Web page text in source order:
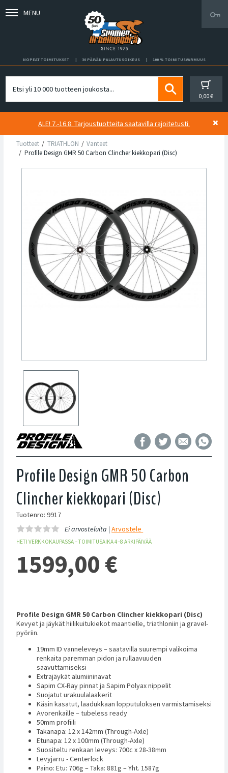
MENU
NOPEAT TOIMITUKSET 30 PÄIVÄN PALAUTUSOIKEUS 100 % TOIMITUSVARMUUS
0,00 €
ALE! 7.-16.8. Tarjoustuotteita saatavilla rajoitetusti.
Tuotteet TRIATHLON
Vanteet
Profile Design GMR 50 Carbon Clincher kiekkopari (Disc)
Profile Design GMR 50 Carbon
Clincher kiekkopari (Disc)
Tuotenro: 9917
Ei arvosteluita |Arvostele
HETI VERKKOKAUPASSA – TOIMITUSAIKA 4–8 ARKIPÄIVÄÄ
1599,00 €
Profile Design GMR 50 Carbon Clincher kiekkopari (Disc)
Kevyet ja jäykät hiilikuitukiekot maantielle, triathloniin ja gravel-
pyöriin.
19mm ID vanneleveys – saatavilla suurempi valikoima
renkaita paremman pidon ja rullaavuuden
saavuttamiseksi
Extrajäykät alumiininavat
Sapim CX-Ray pinnat ja Sapim Polyax nippelit
Suojatut urakuulalaakerit
Käsin kasatut, laadukkaan lopputuloksen varmistamiseksi
Avorenkaille – tubeless ready
50mm profiili
Takanapa: 12 x 142mm (Through-Axle)
Etunapa: 12 x 100mm (Through-Axle)
Suositeltu renkaan leveys: 700c x 28-38mm
Levyjarru - Centerlock
Paino: Etu: 706g – Taka: 881g – Yht. 1587g